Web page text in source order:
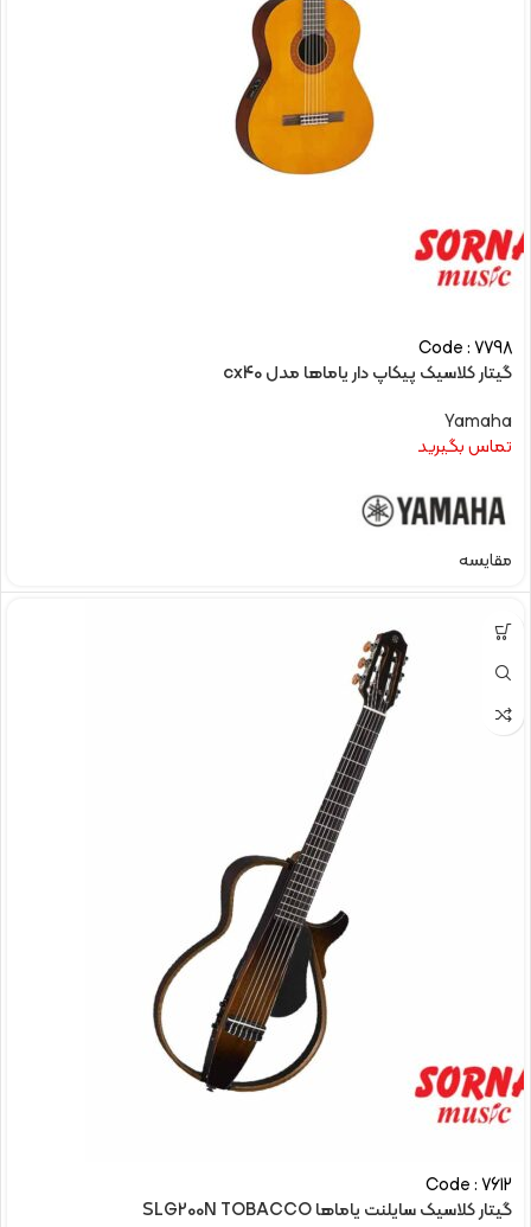
Code : 7798
گیتار کلاسیک پیکاپ دار یاماها مدل cx40
Yamaha
تماس بگیرید
مقایسه
Code : 7612
گیتار کلاسیک سایلنت یاماها SLG200N TOBACCO